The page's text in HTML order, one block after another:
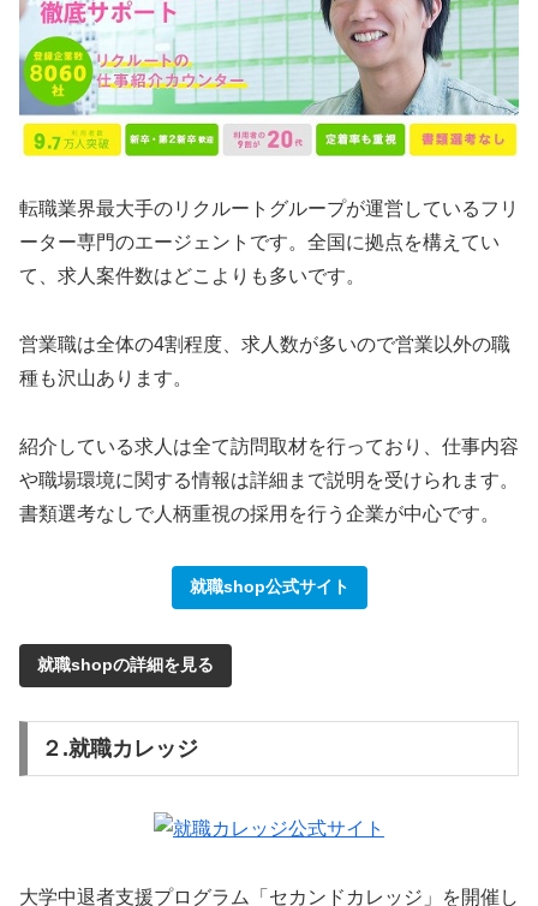
転職業界最大手のリクルートグループが運営しているフリ
ーター専門のエージェントです。全国に拠点を構えてい
て、求人案件数はどこよりも多いです。
営業職は全体の4割程度、求人数が多いので営業以外の職
種も沢山あります。
紹介している求人は全て訪問取材を行っており、仕事内容
や職場環境に関する情報は詳細まで説明を受けられます。
書類選考なしで人柄重視の採用を行う企業が中心です。
就職shop公式サイト
就職shopの詳細を見る
２.就職カレッジ
大学中退者支援プログラム「セカンドカレッジ」を開催し